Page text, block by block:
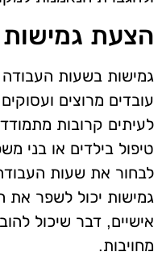
הצעת
גמישות בשעות
עובדים מרוצים
לעיתים קרובות
טיפול בילדים או בני
לבחור את שעות
גמישות יכול לשפר את
אישיים, דבר שיכול
מחויבות.